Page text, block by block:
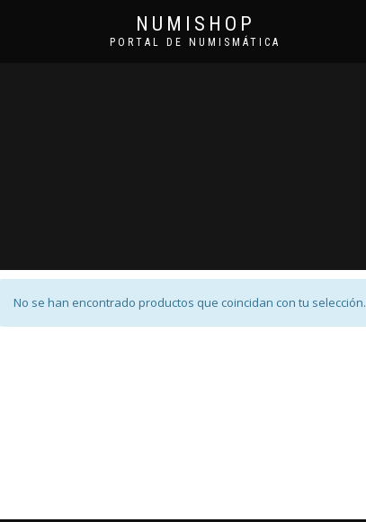
NUMISHOP
PORTAL DE NUMISMÁTICA
No se han encontrado productos que coincidan con tu selección.